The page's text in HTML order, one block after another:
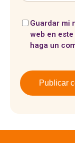
Guardar mi
web en
haga un